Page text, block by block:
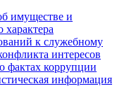
имуществе и
характера
к служебному
интересов
фактах коррупции
информация